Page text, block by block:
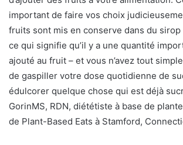
important de faire vos choix
fruits sont mis en conserve dans du
ce qui signifie qu’il y a une quantité
ajouté au fruit – et vous n’avez tout
de gaspiller votre dose quotidienne de
édulcorer quelque chose qui est déjà
GorinMS, RDN, diététiste à base de
de Plant-Based Eats à Stamford,